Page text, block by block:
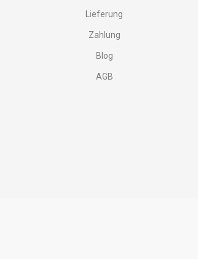
Lieferung
Zahlung
Blog
AGB